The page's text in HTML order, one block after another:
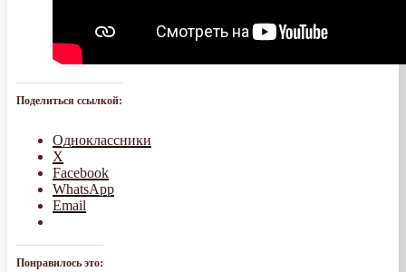
Поделиться ссылкой:
Одноклассники
X
Facebook
WhatsApp
Email
Понравилось это: